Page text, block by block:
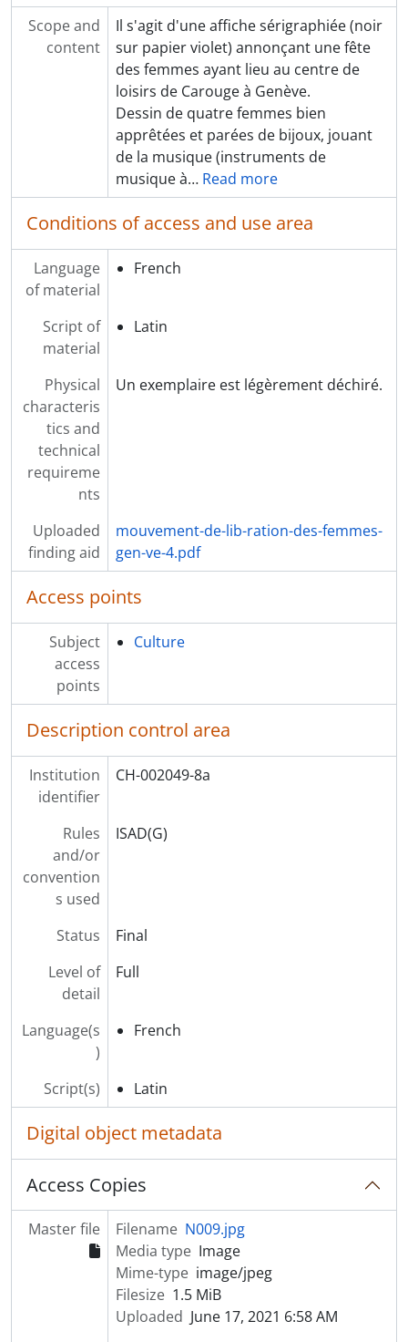
[Subseries] SS46 - Spéculum
[Item] P001 - Le genre du diable (jeu de société)
[Series] S4 - Groupes, thèmes, événements
Scope and
content
Il s'agit d'une affiche sérigraphiée (noir
sur papier violet) annonçant une fête
des femmes ayant lieu au centre de
loisirs de Carouge à Genève.
Dessin de quatre femmes bien
apprêtées et parées de bijoux, jouant
de la musique (instruments de
musique à… Read more
Conditions of access and use area
Language
of material
French
Script of
material
Latin
Physical
characteris
tics and
technical
requireme
nts
Un exemplaire est légèrement déchiré.
Uploaded
finding aid
mouvement-de-lib-ration-des-femmes-
gen-ve-4.pdf
Access points
Subject
access
points
Culture
Description control area
Institution
identifier
CH-002049-8a
Rules
and/or
convention
s used
ISAD(G)
Status
Final
Level of
detail
Full
Language(s
)
French
Script(s) Latin
Digital object metadata
Access Copies
Master file Filename N009.jpg
Media type Image
Mime-type image/jpeg
Filesize 1.5 MiB
Uploaded June 17, 2021 6:58 AM